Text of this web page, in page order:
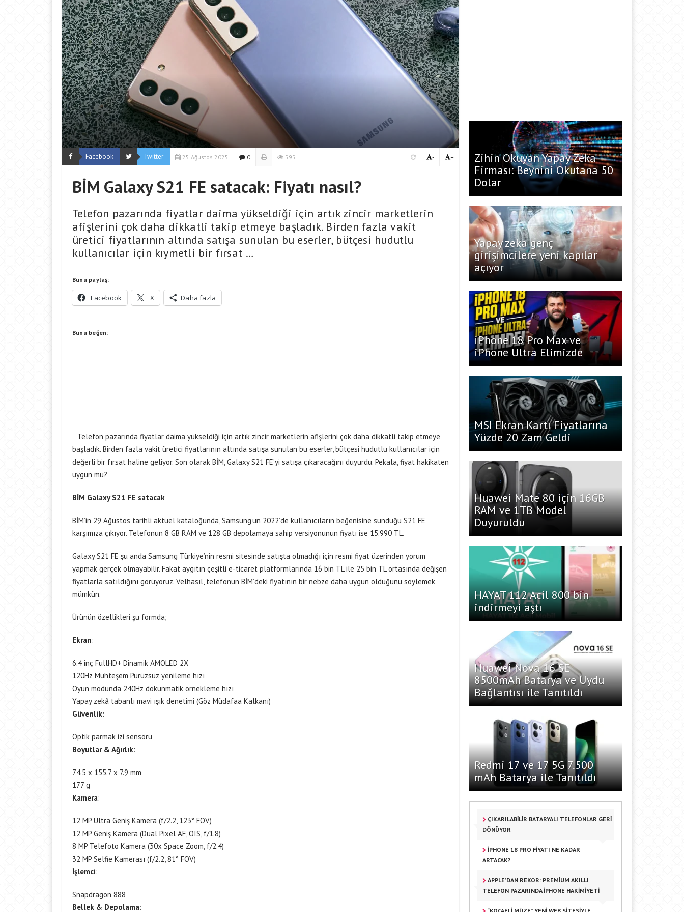
Facebook Twitter 25 Ağustos 2025 0 595 +
-
BİM Galaxy S21 FE satacak: Fiyatı nasıl?
Telefon pazarında fiyatlar daima yükseldiği için artık zincir marketlerin
afişlerini çok daha dikkatli takip etmeye başladık. Birden fazla vakit
üretici fiyatlarının altında satışa sunulan bu eserler, bütçesi hudutlu
kullanıcılar için kıymetli bir fırsat …
Bunu paylaş:
Facebook X Daha fazla
Bunu beğen:
Telefon pazarında fiyatlar daima yükseldiği için artık zincir marketlerin afişlerini çok daha dikkatli takip etmeye
başladık. Birden fazla vakit üretici fiyatlarının altında satışa sunulan bu eserler, bütçesi hudutlu kullanıcılar için
değerli bir fırsat haline geliyor. Son olarak BİM, Galaxy S21 FE’yi satışa çıkaracağını duyurdu. Pekala, fiyat hakikaten
uygun mu?
BİM Galaxy S21 FE satacak
BİM’in 29 Ağustos tarihli aktüel kataloğunda, Samsung’un 2022’de kullanıcıların beğenisine sunduğu S21 FE
karşımıza çıkıyor. Telefonun 8 GB RAM ve 128 GB depolamaya sahip versiyonunun fiyatı ise 15.990 TL.
Galaxy S21 FE şu anda Samsung Türkiye’nin resmi sitesinde satışta olmadığı için resmi fiyat üzerinden yorum
yapmak gerçek olmayabilir. Fakat aygıtın çeşitli e-ticaret platformlarında 16 bin TL ile 25 bin TL ortasında değişen
fiyatlarla satıldığını görüyoruz. Velhasıl, telefonun BİM’deki fiyatının bir nebze daha uygun olduğunu söylemek
mümkün.
Ürünün özellikleri şu formda;
Ekran:
6.4 inç FullHD+ Dinamik AMOLED 2X
120Hz Muhteşem Pürüzsüz yenileme hızı
Oyun modunda 240Hz dokunmatik örnekleme hızı
Yapay zekâ tabanlı mavi ışık denetimi (Göz Müdafaa Kalkanı)
Güvenlik:
Optik parmak izi sensörü
Boyutlar & Ağırlık:
74.5 x 155.7 x 7.9 mm
177 g
Kamera:
12 MP Ultra Geniş Kamera (f/2.2, 123° FOV)
12 MP Geniş Kamera (Dual Pixel AF, OIS, f/1.8)
8 MP Telefoto Kamera (30x Space Zoom, f/2.4)
32 MP Selfie Kamerası (f/2.2, 81° FOV)
İşlemci:
Snapdragon 888
Bellek & Depolama:
Zihin Okuyan Yapay Zeka
Firması: Beynini Okutana 50
Dolar
Yapay zeka genç
girişimcilere yeni kapılar
açıyor
iPhone 18 Pro Max ve
iPhone Ultra Elimizde
MSI Ekran Kartı Fiyatlarına
Yüzde 20 Zam Geldi
Huawei Mate 80 için 16GB
RAM ve 1TB Model
Duyuruldu
HAYAT 112 Acil 800 bin
indirmeyi aştı
Huawei Nova 16 SE
8500mAh Batarya ve Uydu
Bağlantısı ile Tanıtıldı
Redmi 17 ve 17 5G 7.500
mAh Batarya ile Tanıtıldı
ÇIKARILABILIR BATARYALI TELEFONLAR GERI
DÖNÜYOR
IPHONE 18 PRO FIYATI NE KADAR
ARTACAK?
APPLE’DAN REKOR: PREMIUM AKILLI
TELEFON PAZARINDA IPHONE HAKIMIYETI